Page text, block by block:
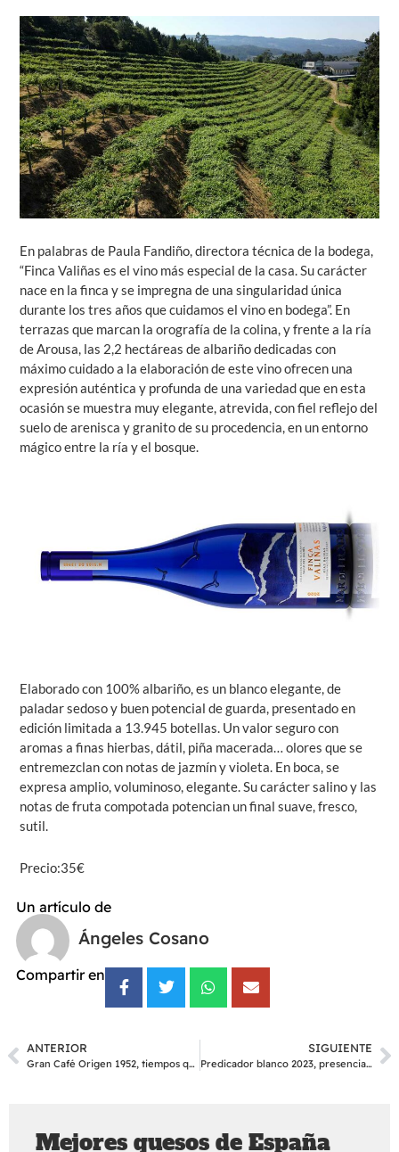
En palabras de Paula Fandiño, directora técnica de la bodega,
“Finca Valiñas es el vino más especial de la casa. Su carácter
nace en la finca y se impregna de una singularidad única
durante los tres años que cuidamos el vino en bodega”. En
terrazas que marcan la orografía de la colina, y frente a la ría
de Arousa, las 2,2 hectáreas de albariño dedicadas con
máximo cuidado a la elaboración de este vino ofrecen una
expresión auténtica y profunda de una variedad que en esta
ocasión se muestra muy elegante, atrevida, con fiel reflejo del
suelo de arenisca y granito de su procedencia, en un entorno
mágico entre la ría y el bosque.
Elaborado con 100% albariño, es un blanco elegante, de
paladar sedoso y buen potencial de guarda, presentado en
edición limitada a 13.945 botellas. Un valor seguro con
aromas a finas hierbas, dátil, piña macerada… olores que se
entremezclan con notas de jazmín y violeta. En boca, se
expresa amplio, voluminoso, elegante. Su carácter salino y las
notas de fruta compotada potencian un final suave, fresco,
sutil.
Precio:35€
Un artículo de
Ángeles Cosano
Compartir en
ANTERIOR
Gran Café Origen 1952, tiempos que perduran
SIGUIENTE
Predicador blanco 2023, presencia y clase
Mejores quesos de España